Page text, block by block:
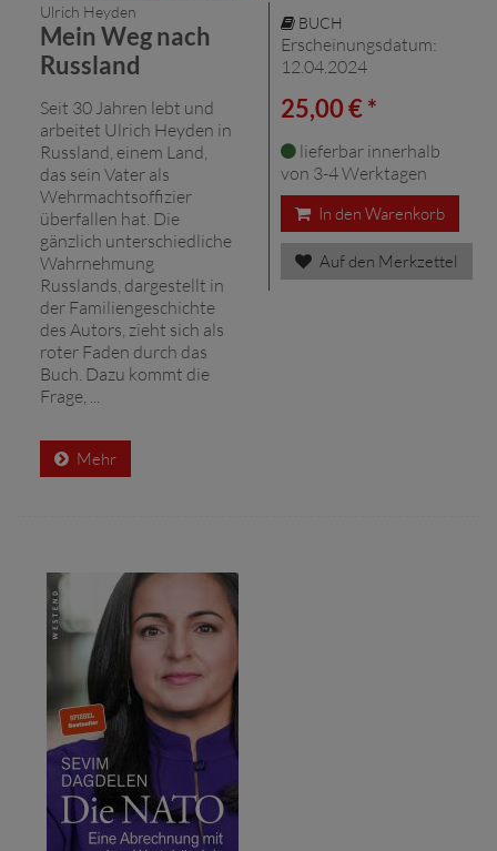
Ulrich Heyden
Mein Weg nach
Russland
Seit 30 Jahren lebt und
arbeitet Ulrich Heyden in
Russland, einem Land,
das sein Vater als
Wehrmachtsoffizier
überfallen hat. Die
gänzlich unterschiedliche
Wahrnehmung
Russlands, dargestellt in
der Familiengeschichte
des Autors, zieht sich als
roter Faden durch das
Buch. Dazu kommt die
Frage, ...
Mehr
BUCH
Erscheinungsdatum:
12.04.2024
25,00 € *
lieferbar innerhalb
von 3-4 Werktagen
In den Warenkorb
Auf den Merkzettel